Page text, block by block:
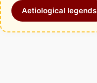
Aetiological legends